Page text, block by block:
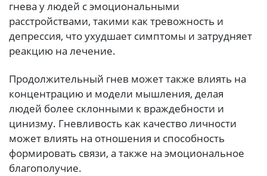
гнева у людей с эмоциональными
расстройствами, такими как тревожность и
депрессия, что ухудшает симптомы и затрудняет
реакцию на лечение.
Продолжительный гнев может также влиять на
концентрацию и модели мышления, делая
людей более склонными к враждебности и
цинизму. Гневливость как качество личности
может влиять на отношения и способность
формировать связи, а также на эмоциональное
благополучие.